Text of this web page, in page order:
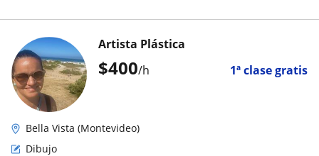
$400/h 1ª clase gratis
Artista Plástica
Bella Vista (Montevideo)
Dibujo